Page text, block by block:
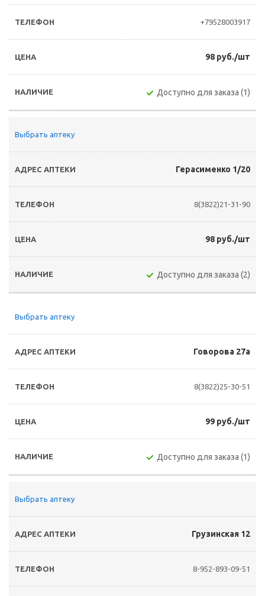
+79528003917
98 руб./шт
Доступно для заказа (1)
Выбрать аптеку
Герасименко 1/20
8(3822)21-31-90
98 руб./шт
Доступно для заказа (2)
Выбрать аптеку
Говорова 27а
8(3822)25-30-51
99 руб./шт
Доступно для заказа (1)
Выбрать аптеку
Грузинская 12
8-952-893-09-51